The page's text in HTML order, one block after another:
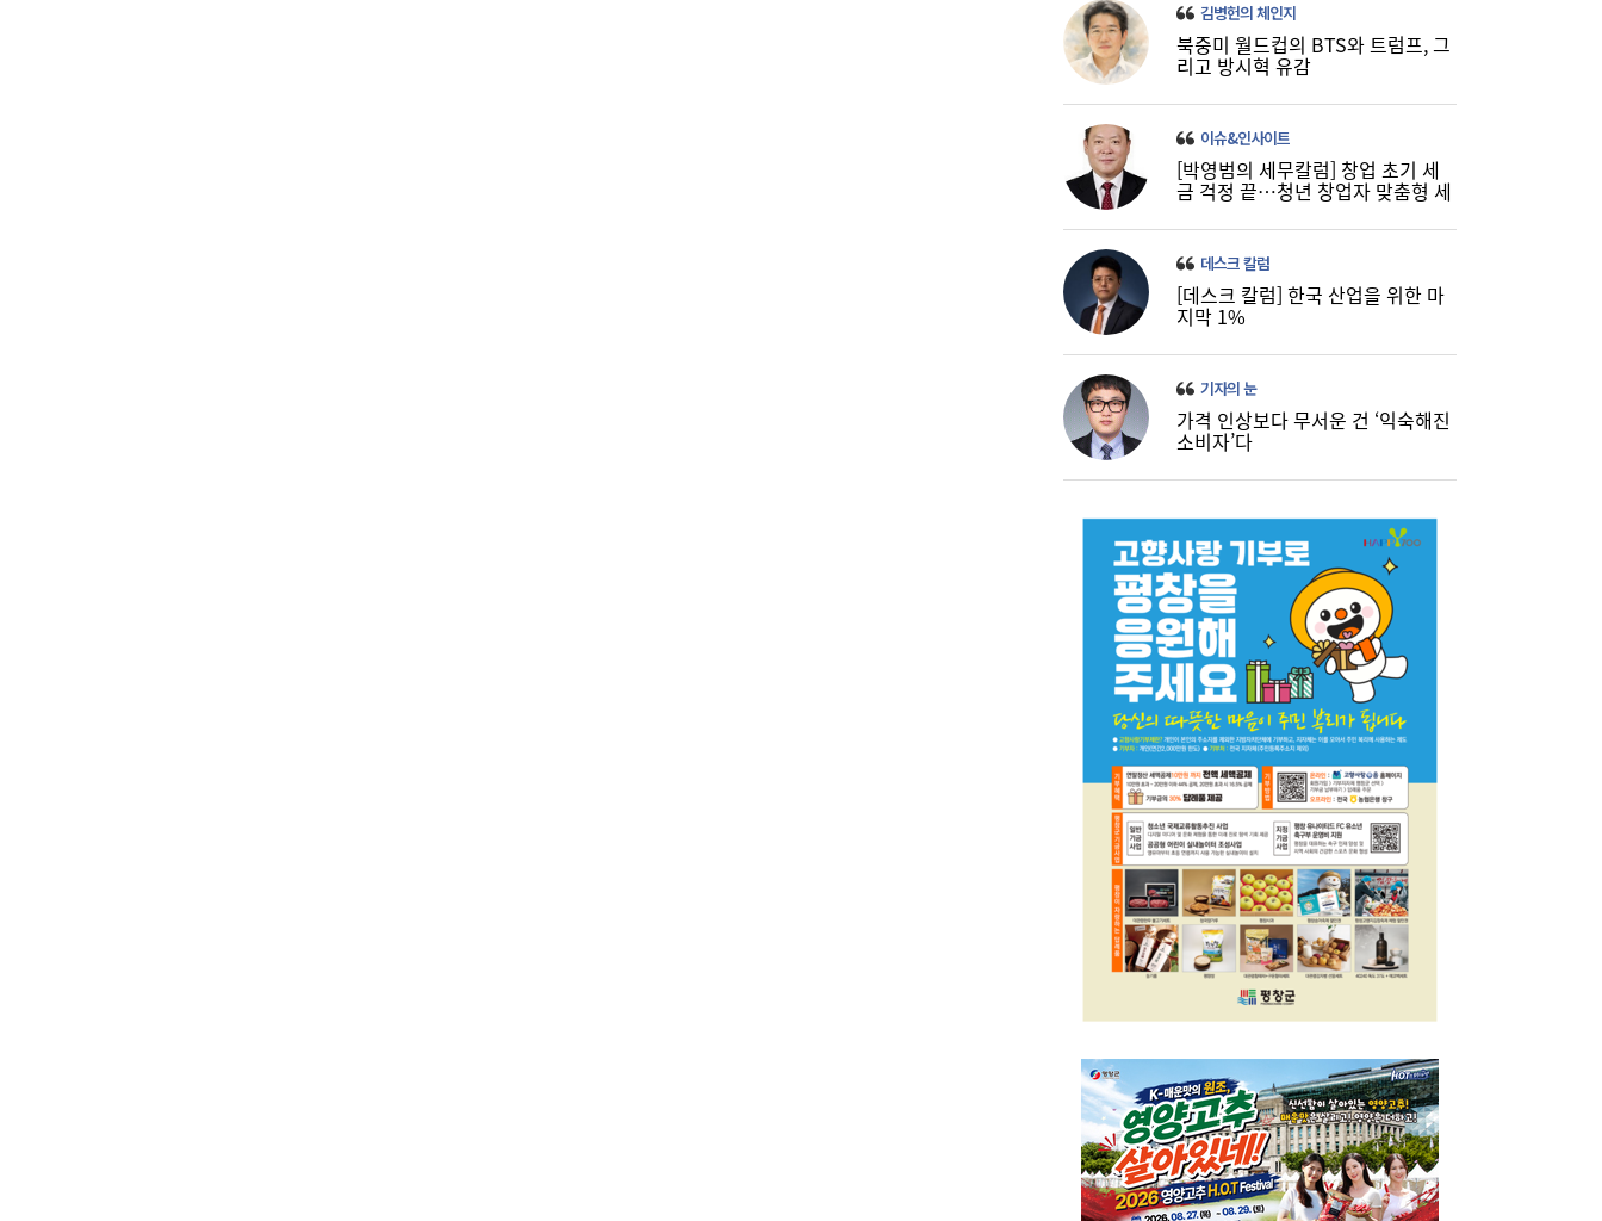
김병헌의 체인지
북중미 월드컵의 BTS와 트럼프, 그
리고 방시혁 유감
이슈&인사이트
[박영범의 세무칼럼] 창업 초기 세
금 걱정 끝…청년 창업자 맞춤형 세
데스크 칼럼
[데스크 칼럼] 한국 산업을 위한 마
지막 1%
기자의 눈
가격 인상보다 무서운 건 ‘익숙해진
소비자’다